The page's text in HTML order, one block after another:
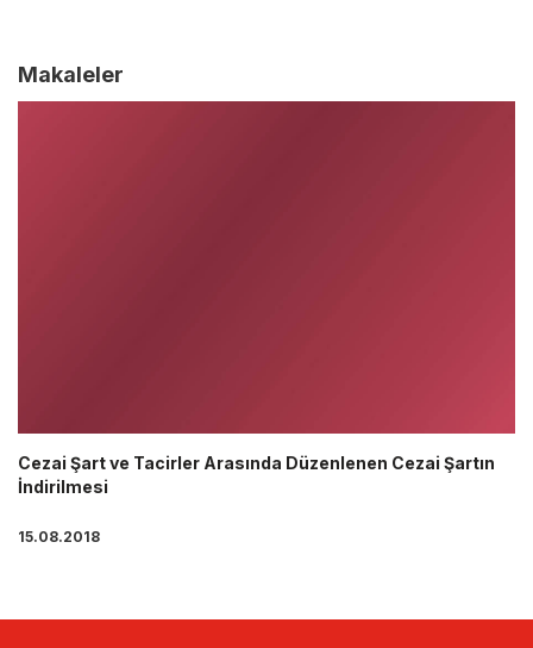
Makaleler
Cezai Şart ve Tacirler Arasında Düzenlenen Cezai Şartın
İndirilmesi
15.08.2018